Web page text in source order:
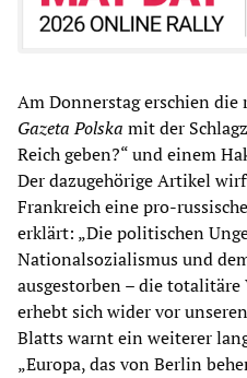
Am Donnerstag erschien die
Gazeta Polska mit der
Reich geben?“ und einem
Der dazugehörige Artikel
Frankreich eine pro-
erklärt: „Die politischen
Nationalsozialismus und
ausgestorben – die
erhebt sich wider vor
Blatts warnt ein weiterer
„Europa, das von Berlin